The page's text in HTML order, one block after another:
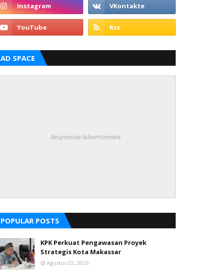
AD SPACE
Responsive Advertisement
POPULAR POSTS
KPK Perkuat Pengawasan Proyek
Strategis Kota Makassar
Agustus 02, 2026